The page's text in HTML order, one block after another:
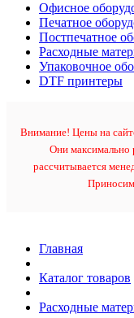
Офисное
Печатное
Постпечатное
Расходные
Упаковочное
DTF принтеры
Внимание! Цены на
Они максимально
рассчитывается
Приносим
Главная
Каталог товаров
Расходные